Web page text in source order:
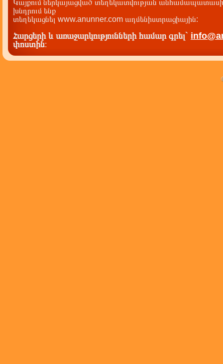
Կայքում ներկայացված տեղեկատվության
խնդրում ենք
տեղեկացնել www.anunner.com ադմենիստրացիային:
Հարցերի և առաջարկությունների համար գրել`
փոստին: